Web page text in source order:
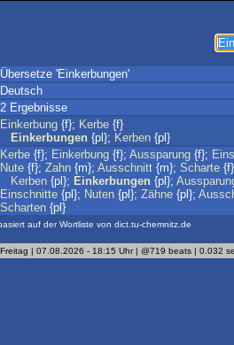
Übersetze 'Einkerbungen'
Deutsch
2 Ergebnisse
Einkerbung {f}; Kerbe {f}
Einkerbungen {pl}; Kerben {pl}
Kerbe {f}; Einkerbung {f}; Aussparung {f};
Nute {f}; Zahn {m}; Ausschnitt {m}; Scharte {f}
Kerben {pl}; Einkerbungen {pl};
Einschnitte {pl}; Nuten {pl}; Zähne {pl};
Scharten {pl}
auf der Wortliste von dict.tu-chemnitz.de
Freitag | 07.08.2026 - 18:15 Uhr | @719 beats | 0.032